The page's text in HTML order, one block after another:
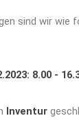
sind wir wie
8.00 -
Inventur